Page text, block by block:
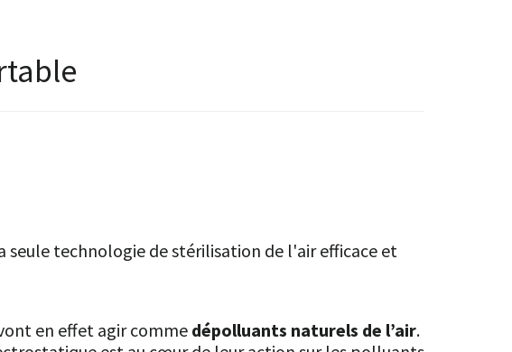
seule technologie de stérilisation de l'air efficace et
en effet agir comme dépolluants naturels de l’air.